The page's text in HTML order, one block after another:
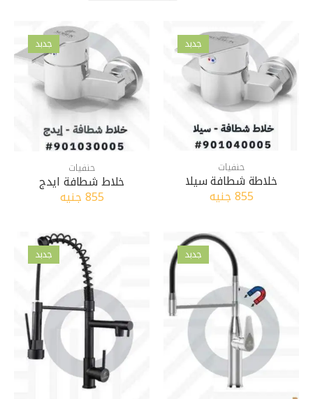
جدبد
حنفيات
خلاطة شطافة سيلا
855 جنيه
جدبد
حنفيات
خلاط شطافة ايدج
855 جنيه
جدبد جدبد